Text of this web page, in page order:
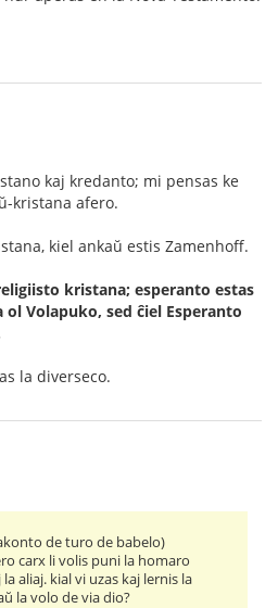
kaj kredanto; mi pensas ke
kristana afero.
kiel ankaŭ estis Zamenhoff.
kristana; esperanto estas
Volapuko, sed ĉiel Esperanto
la diverseco.
de turo de babelo)
carx li volis puni la homaro
aliaj. kial vi uzas kaj lernis la
la volo de via dio?